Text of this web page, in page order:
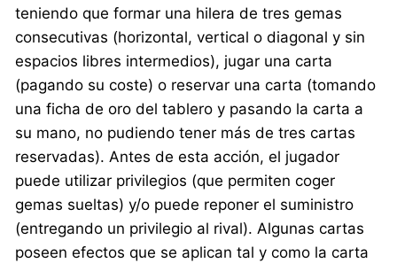
teniendo que formar una hilera de tres gemas
consecutivas (horizontal, vertical o diagonal y sin
espacios libres intermedios), jugar una carta
(pagando su coste) o reservar una carta (tomando
una ficha de oro del tablero y pasando la carta a
su mano, no pudiendo tener más de tres cartas
reservadas). Antes de esta acción, el jugador
puede utilizar privilegios (que permiten coger
gemas sueltas) y/o puede reponer el suministro
(entregando un privilegio al rival). Algunas cartas
poseen efectos que se aplican tal y como la carta